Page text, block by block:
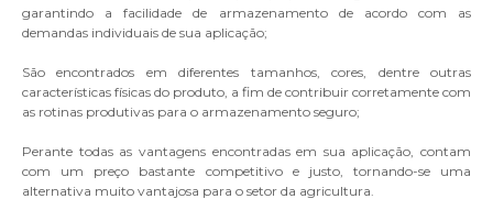
garantindo a facilidade de armazenamento de acordo com as
demandas individuais de sua aplicação;
São encontrados em diferentes tamanhos, cores, dentre outras
características físicas do produto, a fim de contribuir corretamente com
as rotinas produtivas para o armazenamento seguro;
Perante todas as vantagens encontradas em sua aplicação, contam
com um preço bastante competitivo e justo, tornando-se uma
alternativa muito vantajosa para o setor da agricultura.